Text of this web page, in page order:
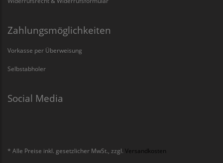
Zahlungsmöglichkeiten
Vorkasse per Überweisung
Selbstabholer
Social Media
* Alle Preise inkl. gesetzlicher MwSt., zzgl. Versandkosten